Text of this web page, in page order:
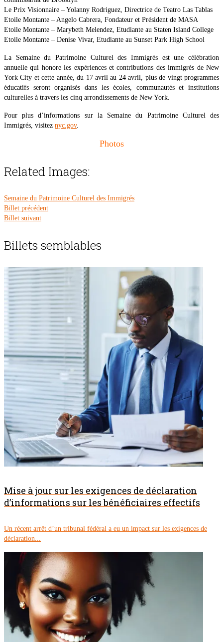
Le Prix Visionnaire – Yolanny Rodriguez, Directrice de Teatro Las Tablas
Etoile Montante – Angelo Cabrera, Fondateur et Président de MASA
Etoile Montante – Marybeth Melendez, Etudiante au Staten Island College
Etoile Montante – Denise Vivar, Etudiante au Sunset Park High School
La Semaine du Patrimoine Culturel des Immigrés est une célébration
annuelle qui honore les expériences et contributions des immigrés de New
York City et cette année, du 17 avril au 24 avril, plus de vingt programmes
éducatifs seront organisés dans les écoles, communautés et institutions
culturelles à travers les cinq arrondissements de New York.
Pour plus d’informations sur la Semaine du Patrimoine Culturel des
Immigrés, visitez nyc.gov.
Photos
Related Images:
Semaine du Patrimoine Culturel des Immigrés
Billet précédent
Billet suivant
Billets semblables
Mise à jour sur les exigences de déclaration
d’informations sur les bénéficiaires effectifs
Un récent arrêt d’un tribunal fédéral a eu un impact sur les exigences de
déclaration...